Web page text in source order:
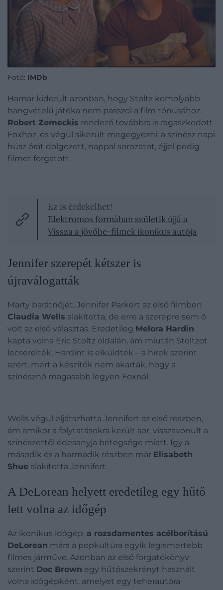
Fotó: IMDb
Hamar kiderült azonban, hogy Stoltz komolyabb
hangvételű játéka nem passzol a film tónusához.
Robert Zemeckis rendező továbbra is ragaszkodott
Foxhoz, és végül sikerült megegyezni: a színész napi
húsz órát dolgozott, nappal sorozatot, éjjel pedig
filmet forgatott.
Ez is érdekelhet!
Elektromos formában születik újjá a
Vissza a jövőbe-filmek ikonikus autója
Jennifer szerepét kétszer is
újraválogatták
Marty barátnőjét, Jennifer Parkert az első filmben
Claudia Wells alakította, de erre a szerepre sem ő
volt az első választás. Eredetileg Melora Hardin
kapta volna Eric Stoltz oldalán, ám miután Stoltzot
lecserélték, Hardint is elküldték – a hírek szerint
azért, mert a készítők nem akarták, hogy a
színésznő magasabb legyen Foxnál.
Wells végül eljátszhatta Jennifert az első részben,
ám amikor a folytatásokra került sor, visszavonult a
színészettől édesanyja betegsége miatt. Így a
második és a harmadik részben már Elisabeth
Shue alakította Jennifert.
A DeLorean helyett eredetileg egy hűtő
lett volna az időgép
Az ikonikus időgép, a rozsdamentes acélborítású
DeLorean mára a popkultúra egyik legismertebb
filmes járműve. Azonban az első forgatókönyv
szerint Doc Brown egy hűtőszekrényt használt
volna időgépként, amelyet egy teherautóra